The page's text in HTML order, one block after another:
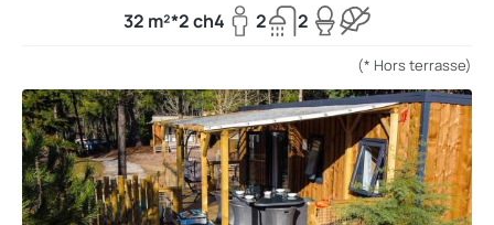
32 m²*2 ch4 2 2
(* Hors terrasse)